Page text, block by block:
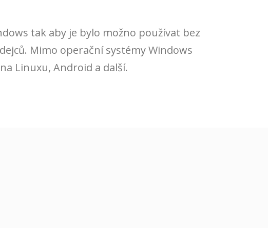
tak aby je bylo možno používat bez
Mimo operační systémy Windows
Linuxu, Android a další.